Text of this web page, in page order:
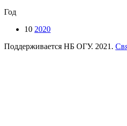
Год
10 2020
Поддерживается НБ ОГУ. 2021.